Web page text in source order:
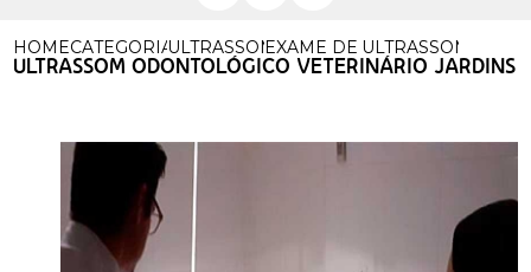
HOMECATEGORIASULTRASSOM VETERINARIO
EXAME DE ULTRASSOM
ULTRASSOM
ULTRASSOM ODONTOLÓGICO VETERINÁRIO JARDINS